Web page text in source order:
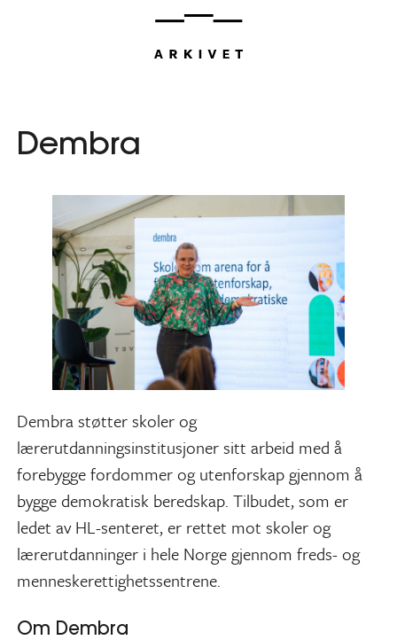
Dembra
Dembra støtter skoler og
lærerutdanningsinstitusjoner sitt arbeid med å
forebygge fordommer og utenforskap gjennom å
bygge demokratisk beredskap. Tilbudet, som er
ledet av HL-senteret, er rettet mot skoler og
lærerutdanninger i hele Norge gjennom freds- og
menneskerettighetssentrene.
Om Dembra